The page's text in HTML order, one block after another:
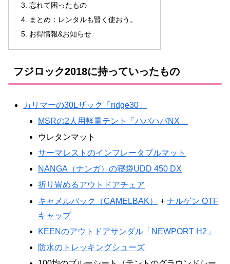
忘れて困ったもの
まとめ：レンタルも賢く使おう。
お得情報&お知らせ
フジロック2018に持っていったもの
カリマーの30Lザック「ridge30」
MSRの2人用軽量テント「ハバハバNX」
ウレタンマット
サーマレストのインフレータブルマット
NANGA（ナンガ）の寝袋UDD 450 DX
折り畳めるアウトドアチェア
キャメルバック（CAMELBAK）
+ナルゲン OTF
キャップ
KEENのアウトドアサンダル「NEWPORT H2」
防水のトレッキングシューズ